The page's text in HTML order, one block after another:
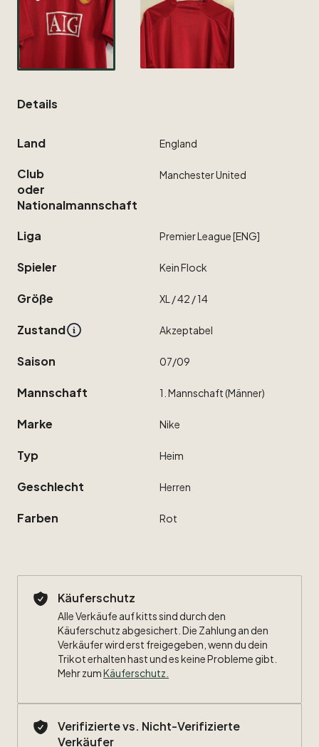
Details
Land England
Club
oder
Nationalmannschaft
ManchesterUnited
Liga PremierLeague[ENG]
Spieler KeinFlock
Größe XL ​/​42 ​/​14
Zustand Akzeptabel
Saison 07​/​09
Mannschaft 1. Mannschaft(Männer)
Marke Nike
Typ Heim
Geschlecht Herren
Farben Rot
Käuferschutz
Alle Verkäufe auf kitts sind durch den
Käuferschutz abgesichert. Die Zahlung an den
Verkäufer wird erst freigegeben, wenn du dein
Trikot erhalten hast und es keine Probleme gibt.
Mehr zumKäuferschutz
Verifizierte vs. Nicht-Verifizierte
Verkäufer